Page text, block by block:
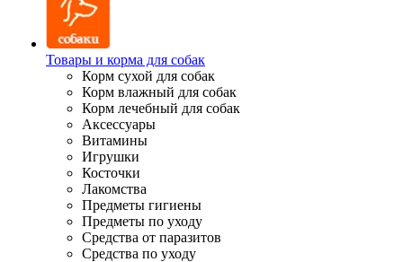
Товары и корма для собак
Корм сухой для собак
Корм влажный для собак
Корм лечебный для собак
Аксессуары
Витамины
Игрушки
Косточки
Лакомства
Предметы гигиены
Предметы по уходу
Средства от паразитов
Средства по уходу